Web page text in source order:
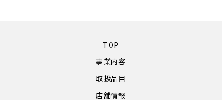
TOP
事業内容
取扱品目
店舗情報